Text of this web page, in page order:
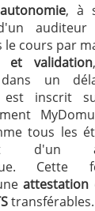
, à
auditeur
le cours par
et validation
dans un
est inscrit
tous les
d'un
Cette
attestation
transférables.